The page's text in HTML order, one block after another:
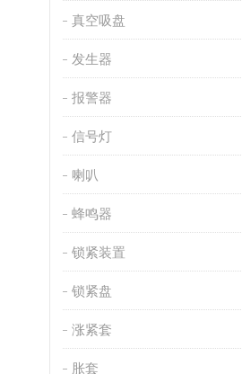
真空吸盘
发生器
报警器
信号灯
喇叭
蜂鸣器
锁紧装置
锁紧盘
涨紧套
胀套